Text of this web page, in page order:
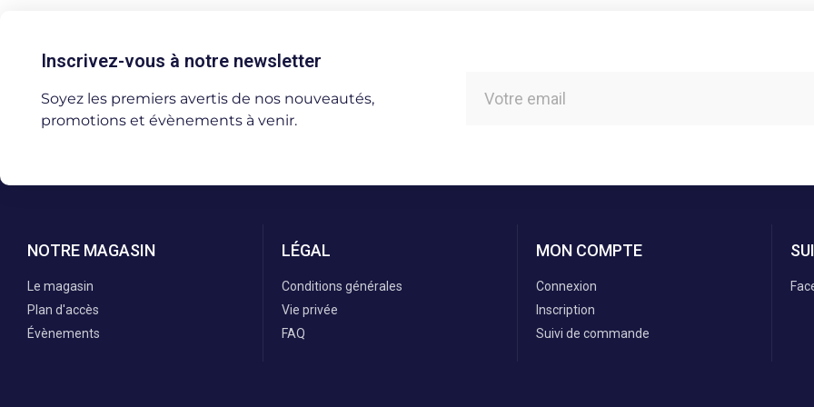
Inscrivez-vous à notre newsletter
Soyez les premiers avertis de nos nouveautés,
promotions et évènements à venir.
NOTRE MAGASIN
Le magasin
Plan d'accès
Évènements
LÉGAL
Conditions générales
Vie privée
FAQ
MON COMPTE
Connexion
Inscription
Suivi de commande